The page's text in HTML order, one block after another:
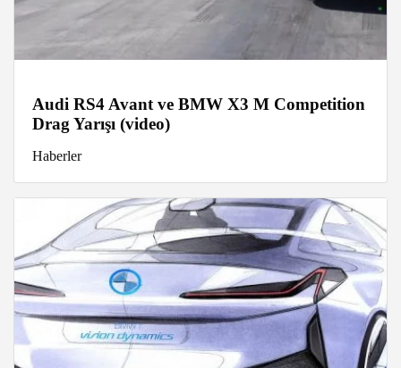
Audi RS4 Avant ve BMW X3 M Competition
Drag Yarışı (video)
Haberler